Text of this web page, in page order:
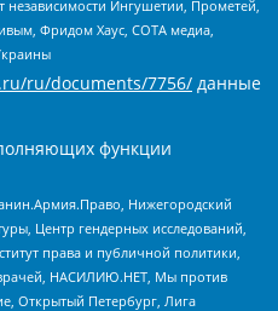
независимости Ингушетии, Прометей,
Фридом Хаус, СОТА медиа,
ru/documents/7756/ данные
функции
Нижегородский
Центр гендерных исследований,
права и публичной политики,
НАСИЛИЮ.НЕТ, Мы против
Открытый Петербург, Лига